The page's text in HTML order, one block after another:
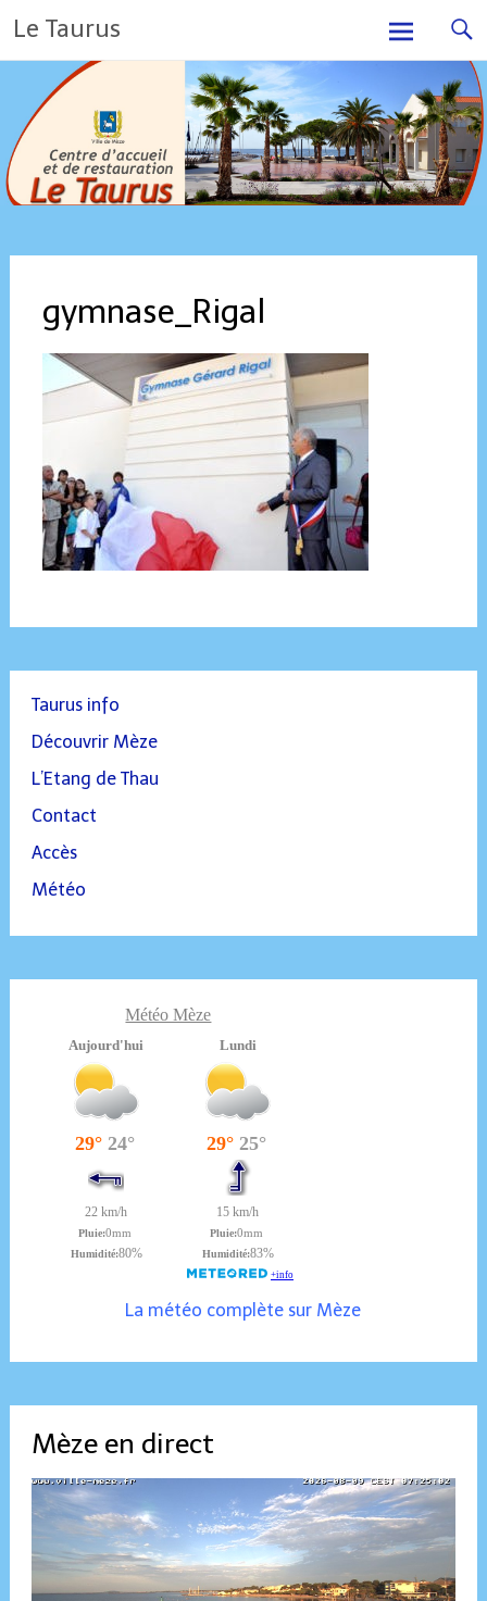
to
content
Le Taurus
gymnase_Rigal
Taurus info
Découvrir Mèze
L’Etang de Thau
Contact
Accès
Météo
Météo Mèze
La météo complète sur Mèze
Mèze en direct